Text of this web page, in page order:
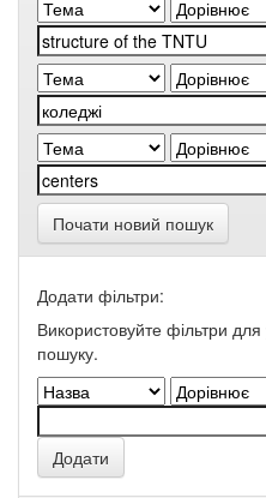
Почати новий пошук
Додати фільтри:
Використовуйте фільтри для
пошуку.